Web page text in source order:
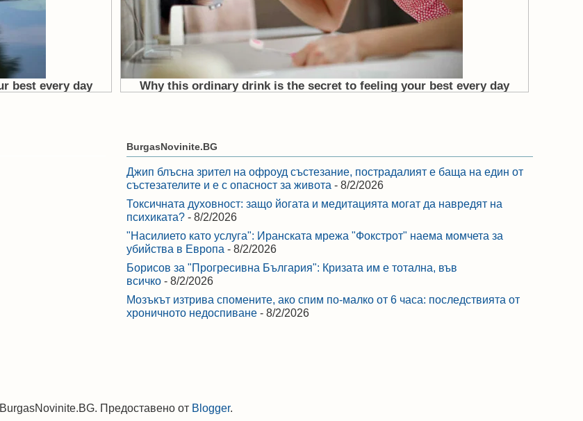
BurgasNovinite.BG
Джип блъсна зрител на офроуд състезание, пострадалият е баща на един от
състезателите и е с опасност за живота - 8/2/2026
Токсичната духовност: защо йогата и медитацията могат да навредят на
психиката? - 8/2/2026
"Насилието като услуга": Иранската мрежа "Фокстрот" наема момчета за
убийства в Европа - 8/2/2026
Борисов за "Прогресивна България": Кризата им е тотална, във
всичко - 8/2/2026
Мозъкът изтрива спомените, ако спим по-малко от 6 часа: последствията от
хроничното недоспиване - 8/2/2026
BurgasNovinite.BG. Предоставено от Blogger.